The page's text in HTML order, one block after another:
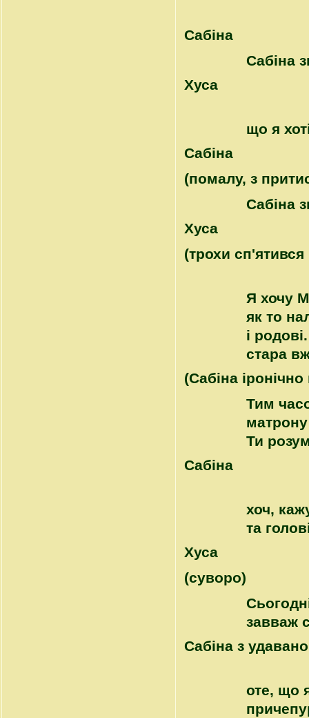
Сабіна
Сабіна
Хуса
що я
Сабіна
(помалу, з
Сабіна
Хуса
(трохи сп'ятився
Я хочу
як то
і
стара
(Сабіна
Тим
Ти
Сабіна
хоч,
та
Хуса
(суворо)
завваж
Сабіна з
оте, що